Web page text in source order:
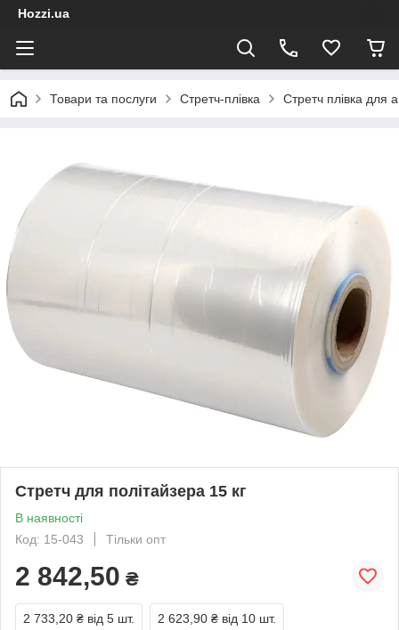
Hozzi.ua
Товари та послуги Стретч-плівка Стретч плівка для
Стретч для політайзера 15 кг
В наявності
Код: 15-043
Тільки опт
2 842,50 ₴
2 733,20 ₴ від 5 шт. 2 623,90 ₴ від 10 шт.